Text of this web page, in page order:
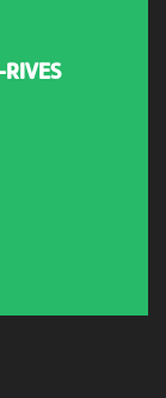
RIVES